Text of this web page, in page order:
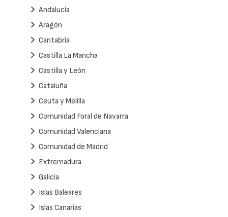
Andalucía
Aragón
Cantabria
Castilla La Mancha
Castilla y León
Cataluña
Ceuta y Melilla
Comunidad Foral de Navarra
Comunidad Valenciana
Comunidad de Madrid
Extremadura
Galicia
Islas Baleares
Islas Canarias